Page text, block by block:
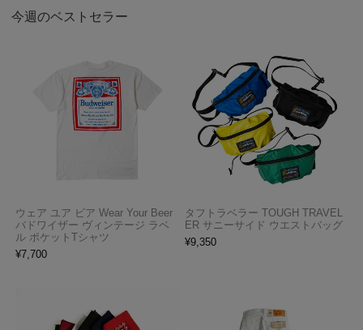
今週のベストセラー
ウェア ユア ビア Wear Your Beer
バドワイザー ヴィンテージ ラベ
ル ポケットTシャツ
¥7,700
タフトラベラー TOUGH TRAVEL
ER サニーサイド ウエストバッグ
¥9,350